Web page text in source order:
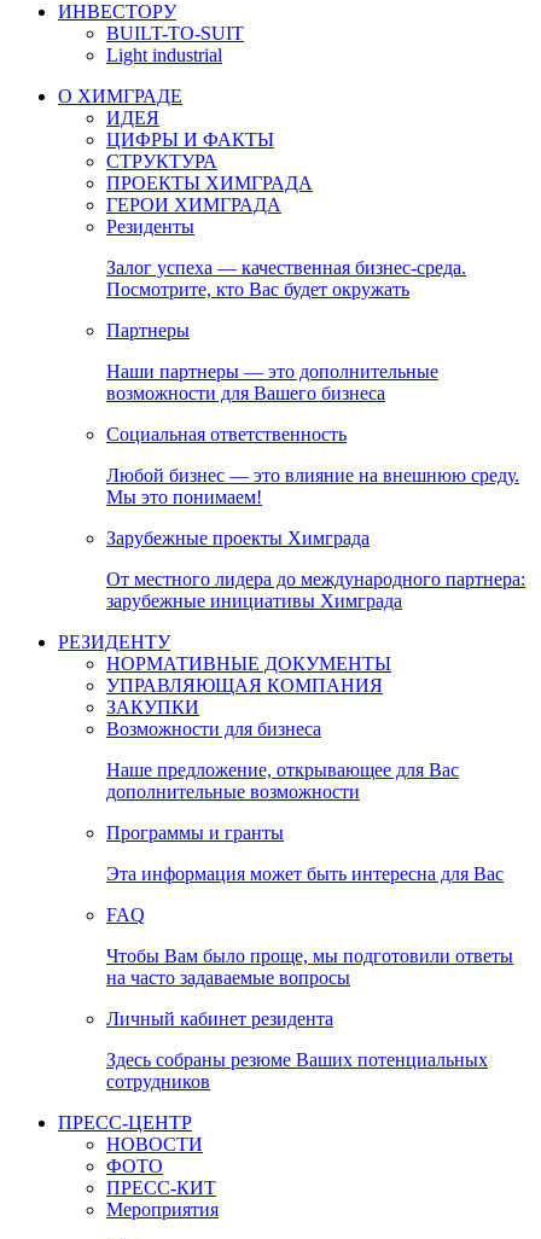
ИНВЕСТОРУ
BUILT-TO-SUIT
Light industrial
О ХИМГРАДЕ
ИДЕЯ
ЦИФРЫ И ФАКТЫ
СТРУКТУРА
ПРОЕКТЫ ХИМГРАДА
ГЕРОИ ХИМГРАДА
Резиденты
Залог успеха — качественная бизнес-среда.
Посмотрите, кто Вас будет окружать
Партнеры
Наши партнеры — это дополнительные
возможности для Вашего бизнеса
Социальная ответственность
Любой бизнес — это влияние на внешнюю среду.
Мы это понимаем!
Зарубежные проекты Химграда
От местного лидера до международного партнера:
зарубежные инициативы Химграда
РЕЗИДЕНТУ
НОРМАТИВНЫЕ ДОКУМЕНТЫ
УПРАВЛЯЮЩАЯ КОМПАНИЯ
ЗАКУПКИ
Возможности для бизнеса
Наше предложение, открывающее для Вас
дополнительные возможности
Программы и гранты
Эта информация может быть интересна для Вас
FAQ
Чтобы Вам было проще, мы подготовили ответы
на часто задаваемые вопросы
Личный кабинет резидента
Здесь собраны резюме Ваших потенциальных
сотрудников
ПРЕСС-ЦЕНТР
НОВОСТИ
ФОТО
ПРЕСС-КИТ
Мероприятия